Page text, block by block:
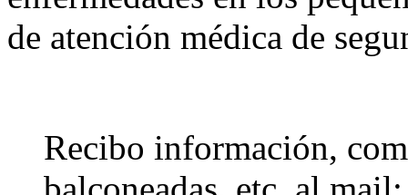
de atención médica de
Recibo información,